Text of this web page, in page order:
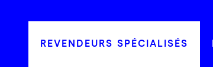
REVENDEURS SPÉCIALISÉS